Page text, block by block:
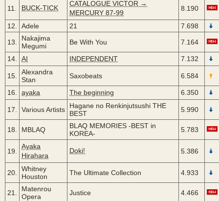
11. BUCK-TICK
CATALOGUE VICTOR →
MERCURY 87-99
8.190
12. Adele 21 7.698
13.
Nakajima
Megumi
Be With You 7.164
14. AI INDEPENDENT 7.132
15.
Alexandra
Stan
Saxobeats 6.584
16. ayaka The beginning 6.350
17. Various Artists
Hagane no Renkinjutsushi THE
BEST
5.990
18. MBLAQ
BLAQ MEMORIES -BEST in
KOREA-
5.783
19.
Ayaka
Hirahara
Doki! 5.386
20.
Whitney
Houston
The Ultimate Collection 4.933
21.
Matenrou
Opera
Justice 4.466